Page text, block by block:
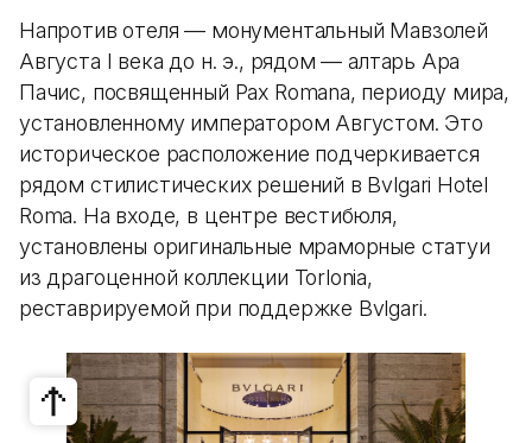
Напротив отеля — монументальный Мавзолей
Августа I века до н. э., рядом — алтарь Ара
Пачис, посвященный Pax Romana, периоду мира,
установленному императором Августом. Это
историческое расположение подчеркивается
рядом стилистических решений в Bvlgari Hotel
Roma. На входе, в центре вестибюля,
установлены оригинальные мраморные статуи
из драгоценной коллекции Torlonia,
реставрируемой при поддержке Bvlgari.